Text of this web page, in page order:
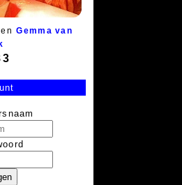
Gemma van